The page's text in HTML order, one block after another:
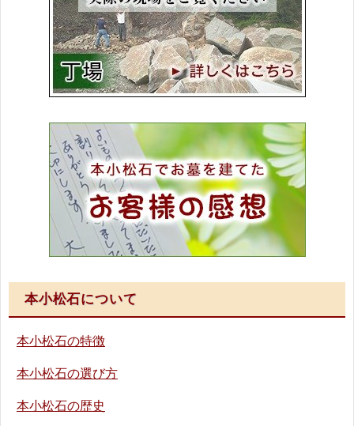
本小松石について
本小松石の特徴
本小松石の選び方
本小松石の歴史